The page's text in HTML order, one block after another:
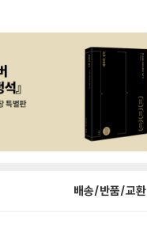
배송/반품/교환